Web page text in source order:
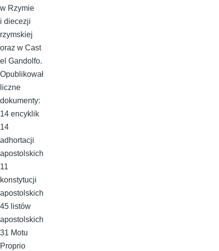
w Rzymie
i diecezji
rzymskiej
oraz w Cast
el Gandolfo.
Opublikował
liczne
dokumenty:
14 encyklik
14
adhortacji
apostolskich
11
konstytucji
apostolskich
45 listów
apostolskich
31 Motu
Proprio